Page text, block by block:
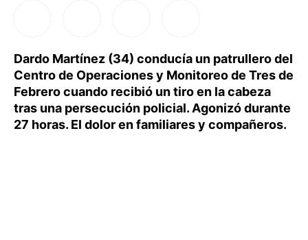
Dardo Martínez (34) conducía un patrullero del
Centro de Operaciones y Monitoreo de Tres de
Febrero cuando recibió un tiro en la cabeza
tras una persecución policial. Agonizó durante
27 horas. El dolor en familiares y compañeros.